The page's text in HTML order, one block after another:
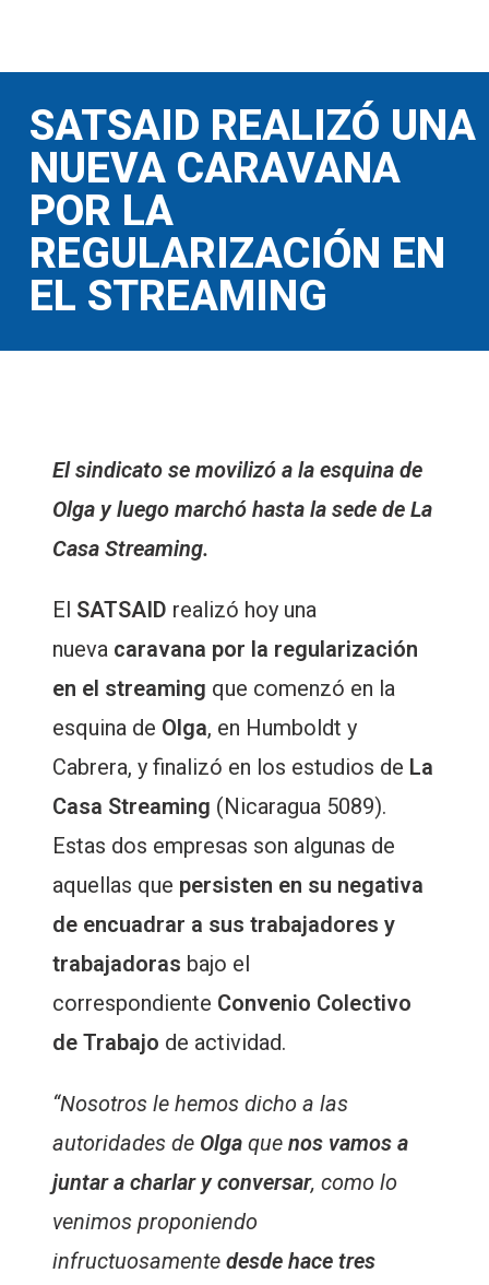
SATSAID REALIZÓ UNA
NUEVA CARAVANA
POR LA
REGULARIZACIÓN EN
EL STREAMING
El sindicato se movilizó a la esquina de
Olga y luego marchó hasta la sede de La
Casa Streaming.
El SATSAID realizó hoy una
nueva caravana por la regularización
en el streaming que comenzó en la
esquina de Olga, en Humboldt y
Cabrera, y finalizó en los estudios de La
Casa Streaming (Nicaragua 5089).
Estas dos empresas son algunas de
aquellas que persisten en su negativa
de encuadrar a sus trabajadores y
trabajadoras bajo el
correspondiente Convenio Colectivo
de Trabajo de actividad.
“Nosotros le hemos dicho a las
autoridades de Olga que nos vamos a
juntar a charlar y conversar, como lo
venimos proponiendo
infructuosamente desde hace tres